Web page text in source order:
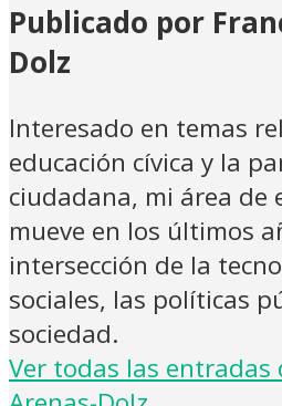
Publicado por
Dolz
Interesado en temas
educación cívica y la
ciudadana, mi área de
mueve en los últimos
intersección de la
sociales, las políticas
sociedad.
Ver todas las entradas